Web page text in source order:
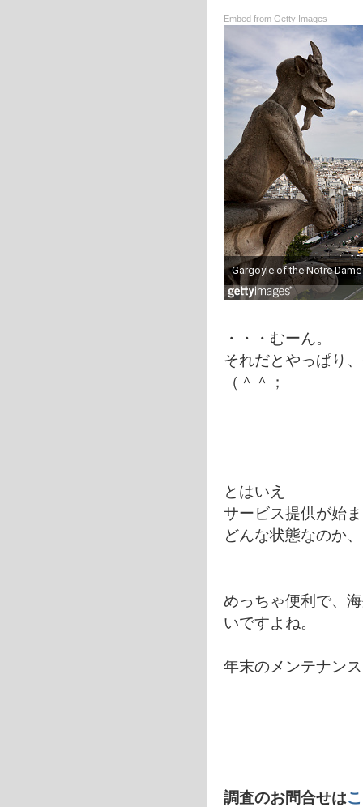
Embed from Getty Images
・・・むーん。
それだとやっぱり
（＾＾；
とはいえ
サービス提供が始
どんな状態なのか
めっちゃ便利で、
いですよね。
年末のメンテナン
調査のお問合せは